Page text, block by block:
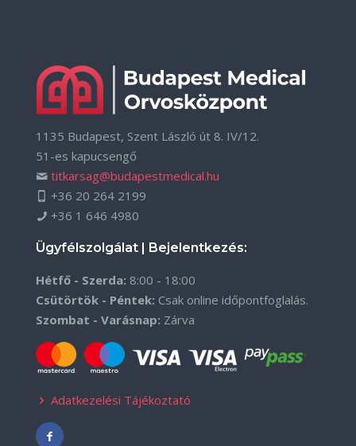
1135 Budapest, Szent László út 8. IV/12.
51-es kapucsengő
titkarsag@budapestmedical.hu
+36 20 264 2199
+36 1 646 4980
Ügyfélszolgálat | Bejelentkezés:
Hétfő - Szerda: 8:00 - 18:00
Csütörtök - Péntek: Csak online időpontfoglalás.
Szombat - Varásnap: Zárva
Adatkezelési Tájékoztató